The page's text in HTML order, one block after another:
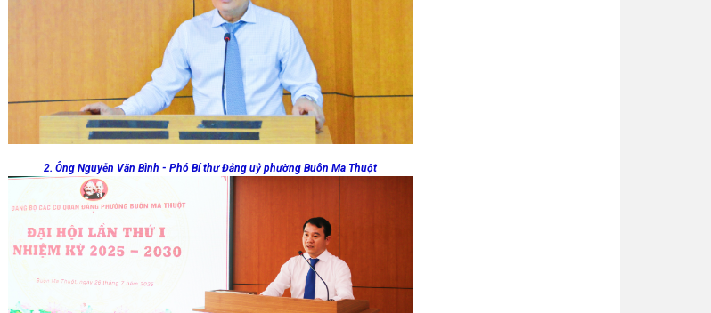
2. Ông Nguyễn Văn Bình - Phó Bí thư Đảng uỷ phường Buôn Ma Thuột